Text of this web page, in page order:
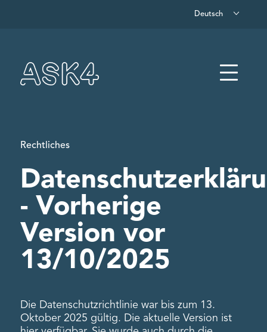
Deutsch
Menü
Rechtliches
- Vorherige
Version vor
13/10/2025
Die Datenschutzrichtlinie war bis zum 13.
Oktober 2025 gültig. Die aktuelle Version ist